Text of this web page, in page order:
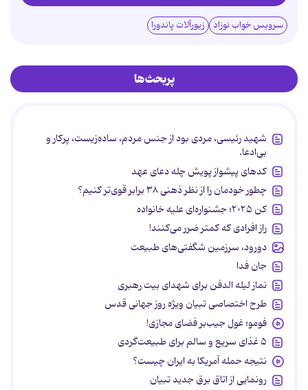
سرویس خواب نوزاد زیورآلات پاندورا
پربحث‌ها
شهید رئیسی، مردی بود از جنس مردم، ساده‌زیست، پرکار و
بی‌ادعا.
کدهای پیشواز پویش چله دعای عهد
چطور خودمان را از نظر ذهنی ۳۸ برابر قوی‌تر کنیم؟
کن ۲۰۲۵؛ جشنواره‌ای علیه خانواده
راز افرادی که کمتر ضرر می‌کنند!
دورود، سرزمین شگفتی‌های طبیعت
جان فدا
نماز لیله الدفن برای شهدای بیت رهبری
طرح اختصاصی تبیان ویژه روز جهانی قدس
فومو؛ غول جیب‌بر فضای مجازی!
۵ غذای سریع و سالم برای طبیعت‌گردی
نتیجه حمله آمریکا به ایران چیست؟
رونمایی از اتاق برق جدید تبیان